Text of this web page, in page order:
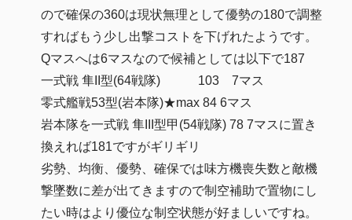
ので確保の360は現状無理として優勢の180で調整
すればもう少し出撃コストを下げれたようです。
Qマスへは6マスなので候補としては以下で187
一式戦 隼II型(64戦隊) 103 7マス
零式艦戦53型(岩本隊)★max 84 6マス
岩本隊を一式戦 隼III型甲(54戦隊) 78 7マスに置き
換えれば181ですがギリギリ
劣勢、均衡、優勢、確保では味方機喪失数と敵機
撃墜数に差が出てきますので制空補助で置物にし
たい時はより優位な制空状態が好ましいですね。